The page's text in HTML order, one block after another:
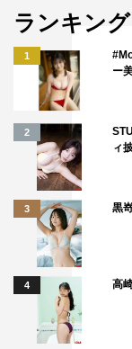
ランキング
1
ー
2
ィ
3 黒
4 高